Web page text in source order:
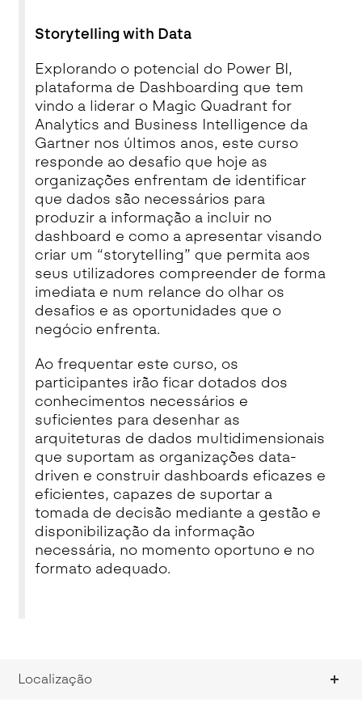
Storytelling with Data
Explorando o potencial do Power BI,
plataforma de Dashboarding que tem
vindo a liderar o Magic Quadrant for
Analytics and Business Intelligence da
Gartner nos últimos anos, este curso
responde ao desafio que hoje as
organizações enfrentam de identificar
que dados são necessários para
produzir a informação a incluir no
dashboard e como a apresentar visando
criar um “storytelling” que permita aos
seus utilizadores compreender de forma
imediata e num relance do olhar os
desafios e as oportunidades que o
negócio enfrenta.
Ao frequentar este curso, os
participantes irão ficar dotados dos
conhecimentos necessários e
suficientes para desenhar as
arquiteturas de dados multidimensionais
que suportam as organizações data-
driven e construir dashboards eficazes e
eficientes, capazes de suportar a
tomada de decisão mediante a gestão e
disponibilização da informação
necessária, no momento oportuno e no
formato adequado.
Localização